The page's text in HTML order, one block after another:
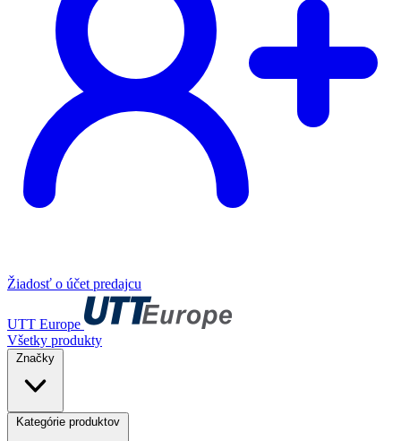
Žiadosť o účet predajcu
UTT Europe
Všetky produkty
Značky
Kategórie produktov